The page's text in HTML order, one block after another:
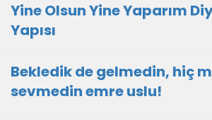
Yine Olsun Yine Yaparım
Yapısı
Bekledik de gelmedin, hiç
sevmedin emre uslu!